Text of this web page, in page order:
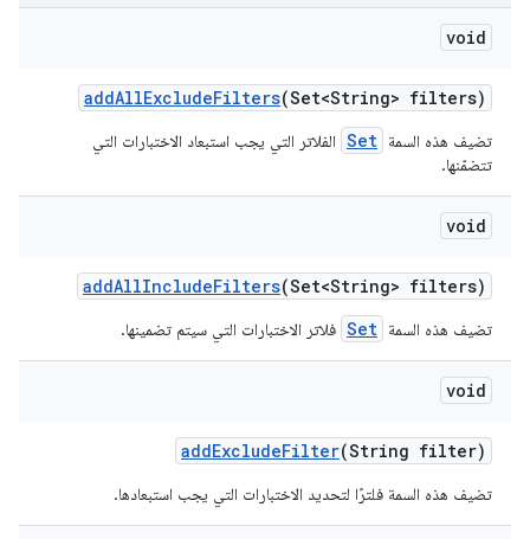
void
addAllExcludeFilters(Set<String> filters)
تضيف هذه السمة Set الفلاتر التي يجب استبعاد الاختبارات التي
تتضمّنها.
void
addAllIncludeFilters(Set<String> filters)
تضيف هذه السمة Set فلاتر الاختبارات التي سيتم تضمينها.
void
addExcludeFilter(String filter)
تضيف هذه السمة فلترًا لتحديد الاختبارات التي يجب استبعادها.